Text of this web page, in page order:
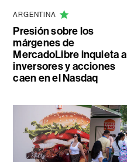
ARGENTINA
Presión sobre los
márgenes de
MercadoLibre inquieta a
inversores y acciones
caen en el Nasdaq